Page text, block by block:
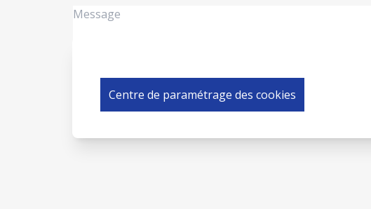
Centre de paramétrage des cookies